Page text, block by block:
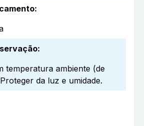
:
:
temperatura ambiente (de
da luz e umidade.